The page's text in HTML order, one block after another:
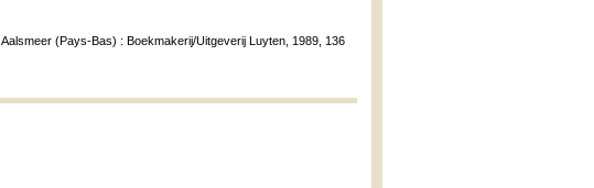
, Aalsmeer (Pays-Bas) : Boekmakerij/Uitgeverij Luyten, 1989, 136